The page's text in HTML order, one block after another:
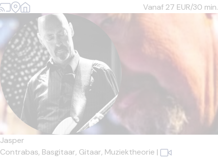
Vanaf 27 EUR/30 min.
Jasper
Contrabas, Basgitaar, Gitaar, Muziektheorie |